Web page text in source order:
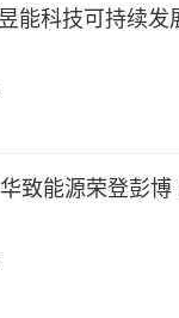
能科技可持续发
致能源荣登彭博